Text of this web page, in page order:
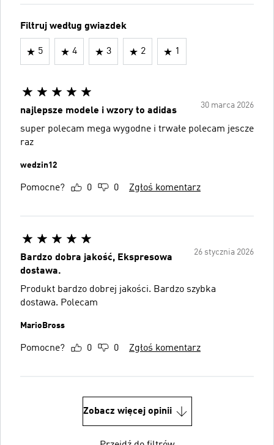
Filtruj według gwiazdek
5 4 3 2 1
30 marca 2026
najlepsze modele i wzory to adidas
super polecam mega wygodne i trwałe polecam jescze
raz
wedzin12
Pomocne? 0 0 Zgłoś komentarz
26 stycznia 2026
Bardzo dobra jakość, Ekspresowa
dostawa.
Produkt bardzo dobrej jakości. Bardzo szybka
dostawa. Polecam
MarioBross
Pomocne? 0 0 Zgłoś komentarz
Zobacz więcej opinii